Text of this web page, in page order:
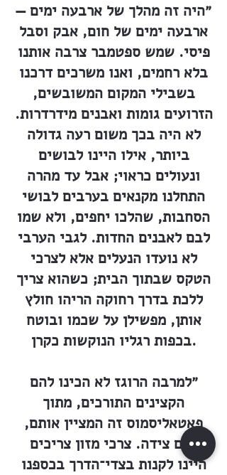
״היה זה מהלך של ארבעה ימים —
ארבעה ימים של חום, אבק וסבל
פיסי. שמש ספטמבר צרבה אותנו
בלא רחמים, ואנו משרכים דרכנו
בשבילי המקום המשובשים,
הזרועים גומות ואבנים מידרדרות.
לא היה בכך משום רעה גדולה
ביותר, אילו היינו לבושים
ונעולים כראוי; אבל עד מהרה
התחלנו מקנאים בערבים לבושי
הסחבות, שהלכו יחפים, ולא שמו
לבם לאבנים החדות. לגבי הערבי
לא נועדו הנעלים אלא לצרכי
הטקס שבתוך הבית; כשהוא צריך
ללכת בדרך רחוקה הריהו חולץ
אותן, מפשילן על שכמו ובוטח
בכפות רגליו הנוקשות כקרן.
״למרבה הרוגז לא הכינו להם
הקצינים התורכים, מתוך
פאטאליסמוס זה המציין אותם,
שום צידה. צרכי מזון צריכים
היינו לקנות בצדי־הדרך בכספנו